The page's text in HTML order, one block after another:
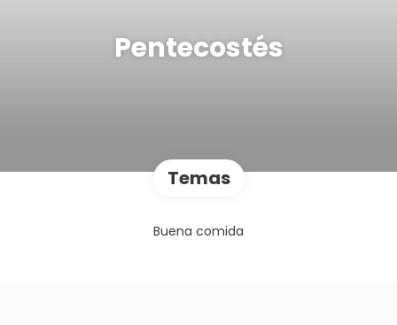
Pentecostés
Temas
Buena comida